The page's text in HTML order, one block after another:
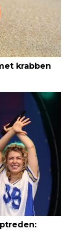
krabben